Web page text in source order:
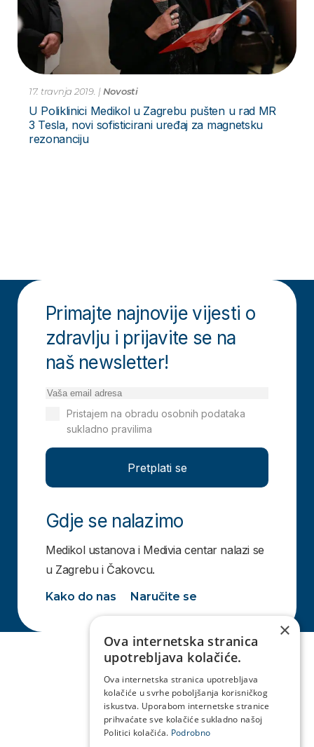
17. travnja 2019. | Novosti
U Poliklinici Medikol u Zagrebu pušten u rad MR
3 Tesla, novi sofisticirani uređaj za magnetsku
rezonanciju
Primajte najnovije vijesti o
zdravlju i prijavite se na
naš newsletter!
Pretplati se
Pristajem na obradu osobnih podataka
sukladno pravilima
Gdje se nalazimo
Medikol ustanova i Medivia centar nalazi se
u Zagrebu i Čakovcu.
Kako do nas Naručite se
×
Ova internetska stranica
upotrebljava kolačiće.
Ova internetska stranica upotrebljava
kolačiće u svrhe poboljšanja korisničkog
iskustva. Uporabom internetske stranice
prihvaćate sve kolačiće sukladno našoj
Politici kolačića. Podrobno